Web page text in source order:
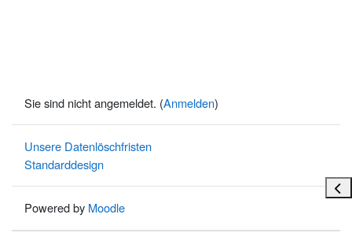
Sie sind nicht angemeldet. (Anmelden)
Unsere Datenlöschfristen
Standarddesign
Powered by Moodle